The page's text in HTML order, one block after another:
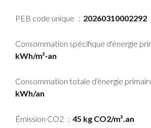
PEB code unique 20260310002292
Consommation spécifique d'énergie
kWh/m²·an
Consommation totale d'énergie
kWh/an
Émission CO2 45 kg CO2/m².an